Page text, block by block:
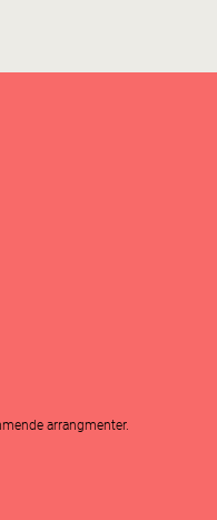
arrangmenter.